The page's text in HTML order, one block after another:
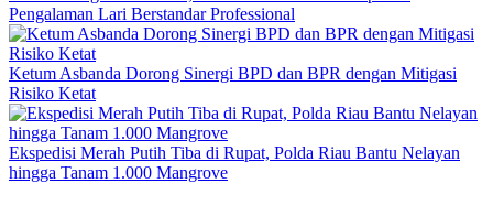
Pengalaman Lari Berstandar Professional
Ketum Asbanda Dorong Sinergi BPD dan BPR dengan Mitigasi
Risiko Ketat
Ekspedisi Merah Putih Tiba di Rupat, Polda Riau Bantu Nelayan
hingga Tanam 1.000 Mangrove